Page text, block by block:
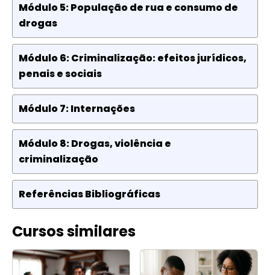
Módulo 5: População de rua e consumo de
drogas
Módulo 6: Criminalização: efeitos jurídicos,
penais e sociais
Módulo 7: Internações
Módulo 8: Drogas, violência e
criminalização
Referências Bibliográficas
Cursos similares